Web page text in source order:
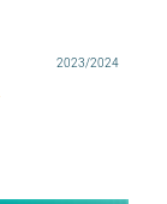
2023/2024